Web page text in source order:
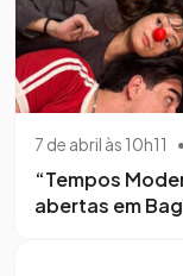
7 de abril às 10h11 •
“Tempos
abertas em